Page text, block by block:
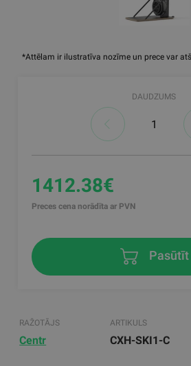
*Attēlam ir ilustratīva nozīme un prece var
DAUDZUMS
1412.38€
Preces cena norādīta ar PVN
Pasūtīt
RAŽOTĀJS
Centr
ARTIKULS
CXH-SKI1-C